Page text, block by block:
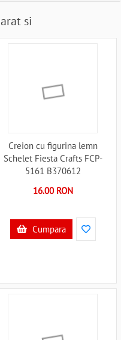
si
Creion cu figurina lemn
Schelet Fiesta Crafts FCP-
5161 B370612
16.00 RON
Cumpara